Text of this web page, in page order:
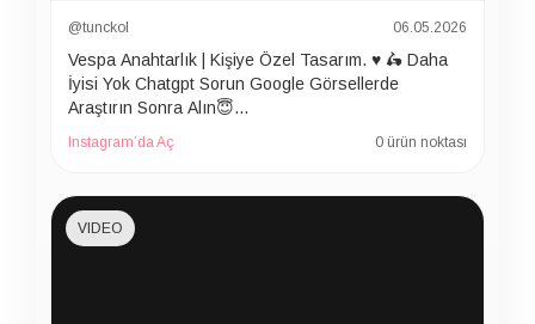
@tunckol 06.05.2026
Vespa Anahtarlık | Kişiye Özel Tasarım. ♥️ 🛵 Daha
İyisi Yok Chatgpt Sorun Google Görsellerde
Araştırın Sonra Alın😇…
Instagram’da Aç 0 ürün noktası
VIDEO